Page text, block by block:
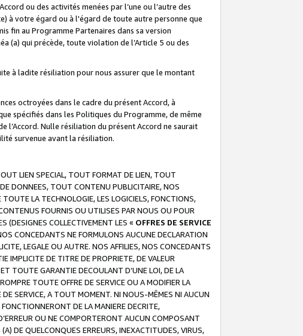
ou des activités menées par l’une ou l’autre des
à votre égard ou à l'égard de toute autre personne que
fin au Programme Partenaires dans sa version
(a) qui précède, toute violation de l’Article 5 ou des
à ladite résiliation pour nous assurer que le montant
octroyées dans le cadre du présent Accord, à
spécifiés dans les Politiques du Programme, de même
l’Accord. Nulle résiliation du présent Accord ne saurait
survenue avant la résiliation.
LIEN SPECIAL, TOUT FORMAT DE LIEN, TOUT
DONNEES, TOUT CONTENU PUBLICITAIRE, NOS
LA TECHNOLOGIE, LES LOGICIELS, FONCTIONS,
FOURNIS OU UTILISES PAR NOUS OU POUR
(DESIGNES COLLECTIVEMENT LES « OFFRES DE SERVICE
CONCEDANTS NE FORMULONS AUCUNE DECLARATION
LEGALE OU AUTRE. NOS AFFILIES, NOS CONCEDANTS
IMPLICITE DE TITRE DE PROPRIETE, DE VALEUR
TOUTE GARANTIE DECOULANT D’UNE LOI, DE LA
TOUTE OFFRE DE SERVICE OU A MODIFIER LA
SERVICE, A TOUT MOMENT. NI NOUS-MÊMES NI AUCUN
DE LA MANIERE DECRITE,
OU NE COMPORTERONT AUCUN COMPOSANT
DE QUELCONQUES ERREURS, INEXACTITUDES, VIRUS,